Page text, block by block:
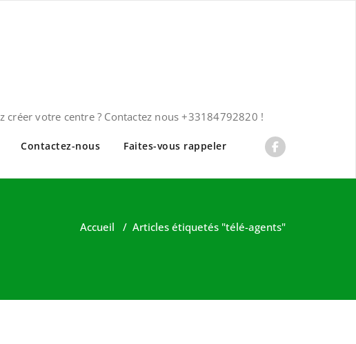
votre centre ? Contactez nous +33184792820 !
Contactez-nous Faites-vous rappeler
Accueil / Articles étiquetés "télé-agents"